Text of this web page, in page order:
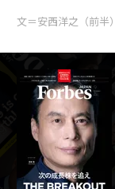
文＝安西洋之（前半